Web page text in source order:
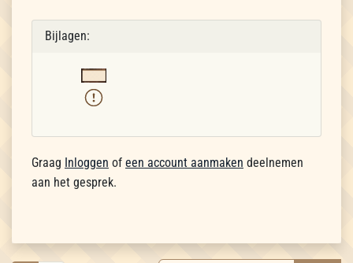
Bijlagen:
Graag Inloggen of een account aanmaken deelnemen
aan het gesprek.